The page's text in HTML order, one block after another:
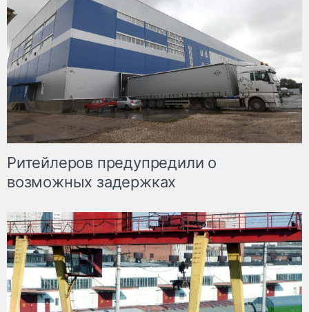
Ритейлеров предупредили о
возможных задержках